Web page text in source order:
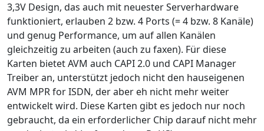
3,3V Design, das auch mit neuester Serverhardware
funktioniert, erlauben 2 bzw. 4 Ports (= 4 bzw. 8 Kanäle)
und genug Performance, um auf allen Kanälen
gleichzeitig zu arbeiten (auch zu faxen). Für diese
Karten bietet AVM auch CAPI 2.0 und CAPI Manager
Treiber an, unterstützt jedoch nicht den hauseigenen
AVM MPR for ISDN, der aber eh nicht mehr weiter
entwickelt wird. Diese Karten gibt es jedoch nur noch
gebraucht, da ein erforderlicher Chip darauf nicht mehr